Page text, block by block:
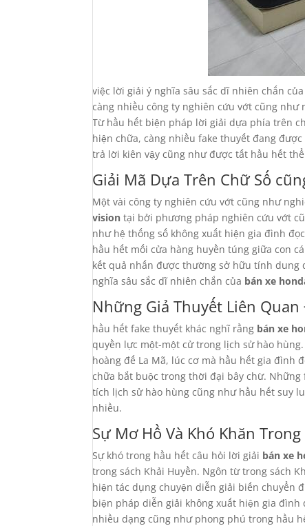
việc lời giải ý nghĩa sâu sắc dĩ nhiên chắn của
càng nhiều công ty nghiên cứu vớt cũng
Từ hầu hết biện pháp lời giải dựa phía trên
hiện chữa, càng nhiều fake thuyết đang
trả lời kiên vậy cũng như được tất hầu hết
Giải Mã Dựa Trên Chữ Số
Một vài công ty nghiên cứu vớt cũng như
vision tại bởi phương pháp nghiên cứu vớt
như hệ thống số không xuất hiện gia đình
hầu hết mối cửa hàng huyền túng giữa con
kết quả nhấn được thường sở hữu tính
nghĩa sâu sắc dĩ nhiên chắn của bán xe
Những Giả Thuyết Liên
hầu hết fake thuyết khác nghĩ rằng bán xe
quyền lực một-một cử trong lịch sử hào
hoàng đế La Mã, lúc cơ mà hầu hết gia đình
chữa bắt buộc trong thời đại bây chừ.
tích lịch sử hào hùng cũng như hầu hết suy
nhiều.
Sự Mơ Hồ Và Khó Khăn
Sự khó trong hầu hết câu hỏi lời giải bán xe
trong sách Khải Huyền. Ngôn từ trong sách
hiện tác dụng chuyện diễn giải biến chuyển
biện pháp diễn giải không xuất hiện gia
nhiều dạng cũng như phong phú trong hầu